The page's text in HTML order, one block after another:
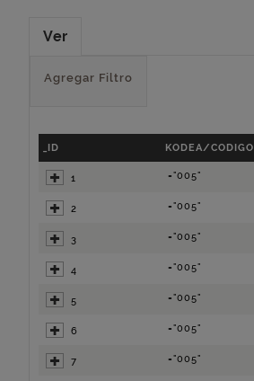
Ver
Agregar Filtro
_ID KODEA/CODIGO
1 ="005"
2 ="005"
3 ="005"
4 ="005"
5 ="005"
6 ="005"
7 ="005"